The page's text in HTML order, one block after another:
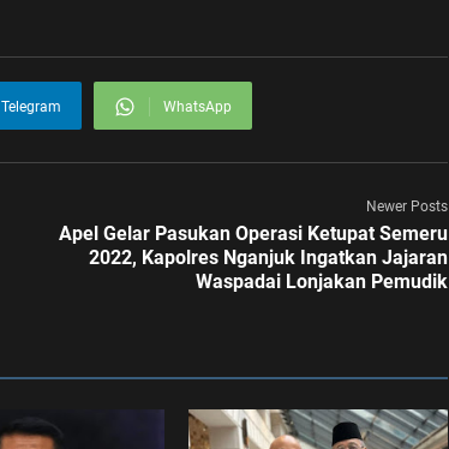
Telegram WhatsApp
Newer Posts
Apel Gelar Pasukan Operasi Ketupat Semeru
2022, Kapolres Nganjuk Ingatkan Jajaran
Waspadai Lonjakan Pemudik